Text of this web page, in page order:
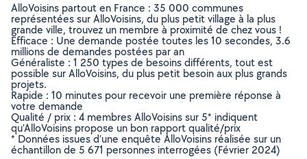
AlloVoisins partout en France : 35 000 communes
représentées sur AlloVoisins, du plus petit village à la plus
grande ville, trouvez un membre à proximité de chez vous !
Efficace : Une demande postée toutes les 10 secondes, 3.6
millions de demandes postées par an
Généraliste : 1 250 types de besoins différents, tout est
possible sur AlloVoisins, du plus petit besoin aux plus grands
projets.
Rapide : 10 minutes pour recevoir une première réponse à
votre demande
Qualité / prix : 4 membres AlloVoisins sur 5* indiquent
qu’AlloVoisins propose un bon rapport qualité/prix
* Données issues d’une enquête AlloVoisins réalisée sur un
échantillon de 5 671 personnes interrogées (Février 2024)